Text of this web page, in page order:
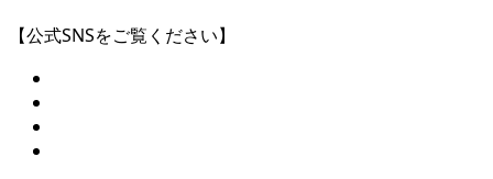
【公式SNSをご覧ください】